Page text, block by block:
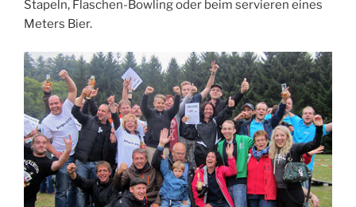
Stapeln, Flaschen-Bowling oder beim servieren eines
Meters Bier.